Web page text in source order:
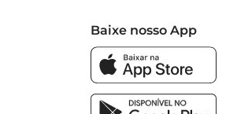
Baixe nosso App